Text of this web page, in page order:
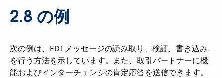
2.8 の例
次の例は、EDI メッセージの読み取り、検証、書き込み
を行う方法を示しています。また、取引パートナーに機
能およびインターチェンジの肯定応答を送信できます。